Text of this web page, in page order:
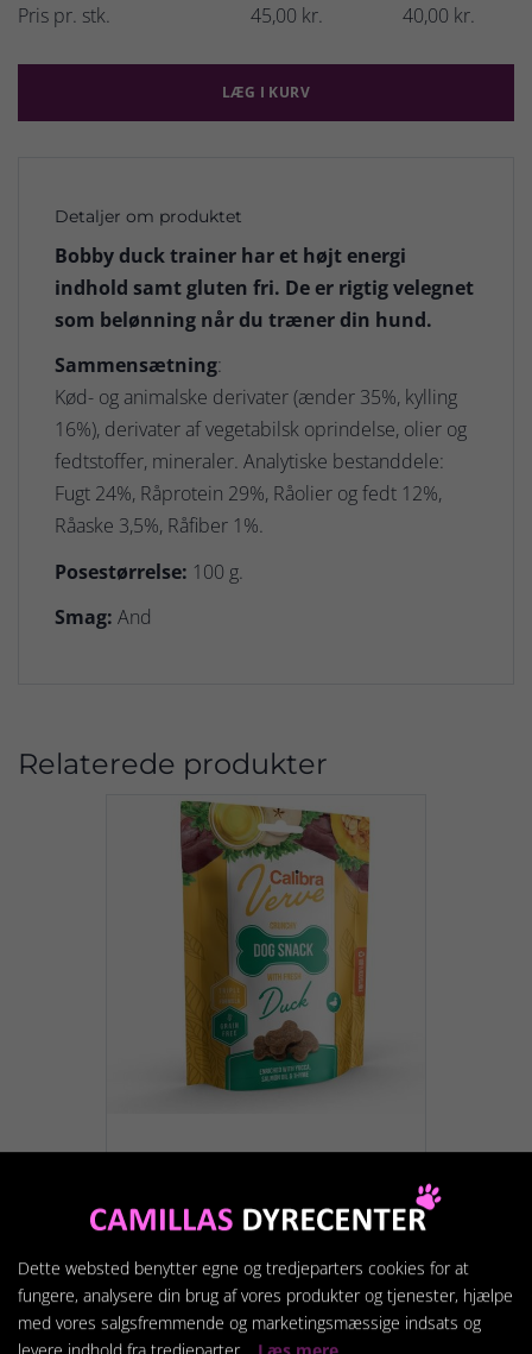
Pris pr. stk.
45,00 kr. 40,00 kr.
LÆG I KURV
Detaljer om produktet
Bobby duck trainer har et højt energi
indhold samt gluten fri. De er rigtig velegnet
som belønning når du træner din hund.
Sammensætning:
Kød- og animalske derivater (ænder 35%, kylling
16%), derivater af vegetabilsk oprindelse, olier og
fedtstoffer, mineraler. Analytiske bestanddele:
Fugt 24%, Råprotein 29%, Råolier og fedt 12%,
Råaske 3,5%, Råfiber 1%.
Posestørrelse: 100 g.
Smag: And
Relaterede produkter
g.
39,95 kr.
Dette websted benytter egne og tredjeparters cookies for at
fungere, analysere din brug af vores produkter og tjenester, hjælpe
med vores salgsfremmende og marketingsmæssige indsats og